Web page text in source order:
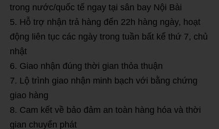
trong nước/quốc tế ngay tại sân bay Nội Bài
Hỗ trợ nhận trả hàng đến 22h hàng ngày, hoạt
động liên tục các ngày trong tuần bất kể thứ 7, chủ
nhật
Giao nhận đúng thời gian thỏa thuận
Lộ trình giao nhận minh bạch với bằng chứng
giao hàng
Cam kết về bảo đảm an toàn hàng hóa và thời
gian chuyển phát